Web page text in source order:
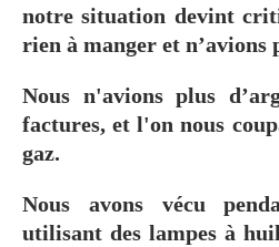
notre situation devint
rien à manger et n’avions
Nous n'avions plus
factures, et l'on nous
gaz.
Nous avons vécu
utilisant des lampes à